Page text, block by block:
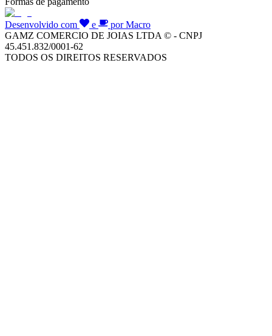
Desenvolvido com e
por Macro
GAMZ COMERCIO DE JOIAS LTDA © - CNPJ
45.451.832/0001-62
TODOS OS DIREITOS RESERVADOS